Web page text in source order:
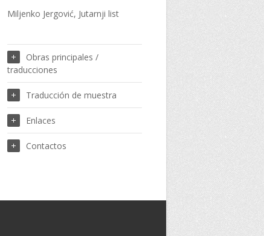
Miljenko Jergović, Jutarnji list
Obras principales /
traducciones
Traducción de muestra
Enlaces
Contactos